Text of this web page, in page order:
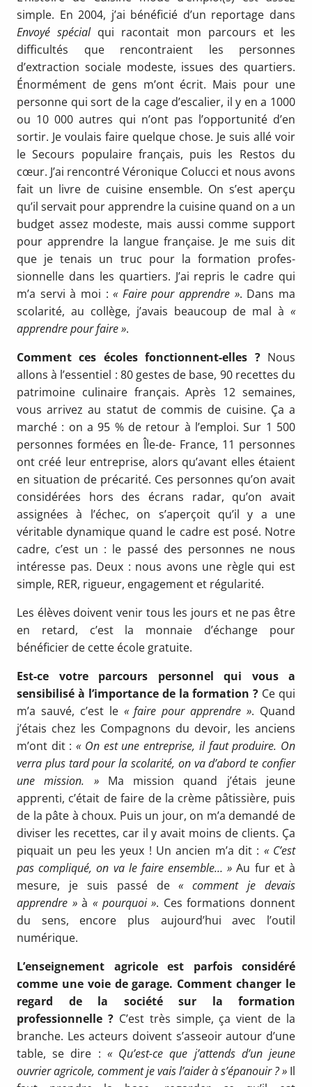
simple. En 2004, j’ai béné­ficié d’un reportage dans
Envoyé spécial qui ra­contait mon parcours et les
difficultés que ren­contraient les personnes
d’extraction sociale modeste, issues des quartiers.
Énormément de gens m’ont écrit. Mais pour une
personne qui sort de la cage d’escalier, il y en a 1000
ou 10 000 autres qui n’ont pas l’opportunité d’en
sortir. Je voulais faire quelque chose. Je suis allé voir
le Secours populaire français, puis les Res­tos du
cœur. J’ai rencontré Véronique Colucci et nous avons
fait un livre de cui­sine ensemble. On s’est aperçu
qu’il ser­vait pour apprendre la cuisine quand on a un
budget assez modeste, mais aussi comme support
pour apprendre la langue française. Je me suis dit
que je tenais un truc pour la formation profes­
sionnelle dans les quartiers. J’ai repris le cadre qui
m’a servi à moi :« Faire pour apprendre ». Dans ma
scolarité, au col­lège, j’avais beaucoup de mal à «
apprendre pour faire ».
Comment ces écoles fonctionnent-elles ? Nous
allons à l’essentiel : 80 gestes de base, 90 recettes du
patrimoine culinaire français. Après 12 semaines,
vous arrivez au statut de commis de cuisine. Ça a
marché : on a 95 % de retour à l’emploi. Sur 1 500
personnes formées en Île-de- France, 11 personnes
ont créé leur entreprise, alors qu’avant elles étaient
en situation de préca­rité. Ces personnes qu’on avait
considérées hors des écrans radar, qu’on avait
assignées à l’échec, on s’aperçoit qu’il y a une
véritable dyna­mique quand le cadre est posé. Notre
cadre, c’est un : le passé des personnes ne nous
inté­resse pas. Deux : nous avons une règle qui est
simple, RER, rigueur, engagement et régularité.
Les élèves doivent venir tous les jours et ne pas être
en retard, c’est la monnaie d’échange pour
bénéficier de cette école gratuite.
Est-ce votre parcours personnel qui vous a
sensibilisé à l’importance de la formation ? Ce qui
m’a sauvé, c’est le « faire pour apprendre ». Quand
j’étais chez les Compagnons du devoir, les anciens
m’ont dit :« On est une entreprise, il faut produire. On
verra plus tard pour la scolarité, on va d’abord te confier
une mission. » Ma mis­sion quand j’étais jeune
apprenti, c’était de faire de la crème pâtissière, puis
de la pâte à choux. Puis un jour, on m’a demandé de
diviser les re­cettes, car il y avait moins de clients. Ça
piquait un peu les yeux ! Un ancien m’a dit : « C’est
pas compliqué, on va le faire ensemble… »Au fur et à
mesure, je suis passé de« comment je devais
apprendre »à « pourquoi ». Ces formations donnent
du sens, encore plus aujourd’hui avec l’outil
numérique.
L’enseignement agricole est parfois consi­déré
comme une voie de garage. Comment changer le
regard de la société sur la forma­tion
professionnelle ? C’est très simple, ça vient de la
branche. Les acteurs doivent s’asseoir autour d’une
table, se dire : « Qu’est-ce que j’attends d’un jeune
ouvrier agricole, comment je vais l’aider à s’épanouir ? » Il